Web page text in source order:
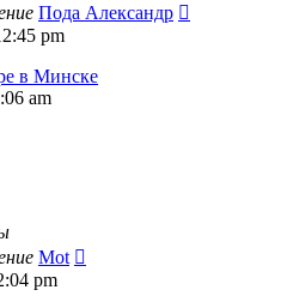
Пода Александр
pm
в Минске
am
Mot
pm